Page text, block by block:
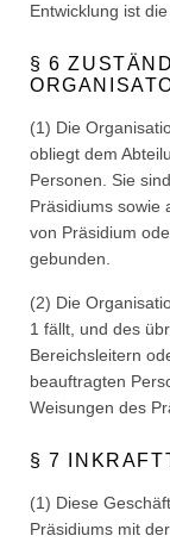
Entwicklung ist
§ 6
(1) Die
obliegt dem
Personen. Sie
Präsidiums sowie
von Präsidium
gebunden.
(2) Die
1 fällt, und des
Bereichsleitern
beauftragten
Weisungen des
§ 7
(1) Diese
Präsidiums mit